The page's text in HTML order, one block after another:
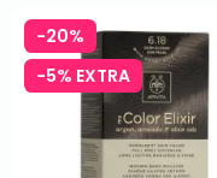
-20%
-5% EXTRA